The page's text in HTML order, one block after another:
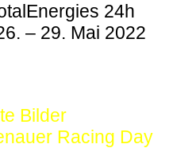
24h
– 29. Mai 2022
Bilder
Racing Day